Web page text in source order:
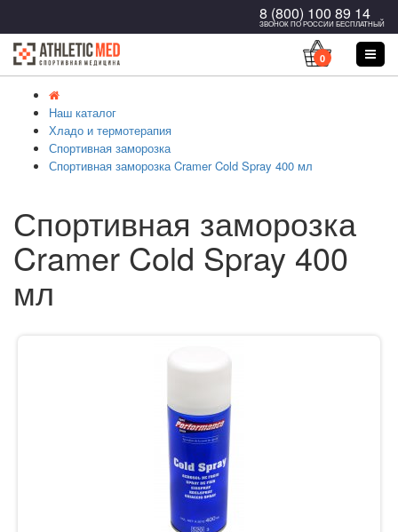
8 (800) 100 89 14
ЗВОНОК ПО РОССИИ БЕСПЛАТНЫЙ
0
Наш каталог
Хладо и термотерапия
Спортивная заморозка
Спортивная заморозка Cramer Cold Spray 400 мл
Спортивная заморозка
Cramer Cold Spray 400
мл